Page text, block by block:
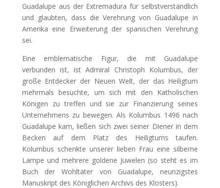
Guadalupe aus der Extremadura für selbstverständlich
und glaubten, dass die Verehrung von Guadalupe in
Amerika eine Erweiterung der spanischen Verehrung
sei.
Eine emblematische Figur, die mit Guadalupe
verbunden ist, ist Admiral Christoph Kolumbus, der
große Entdecker der Neuen Welt, der das Heiligtum
mehrmals besuchte, um sich mit den Katholischen
Königen zu treffen und sie zur Finanzierung seines
Unternehmens zu bewegen. Als Kolumbus 1496 nach
Guadalupe kam, ließen sich zwei seiner Diener in dem
Becken auf dem Platz des Heiligtums taufen.
Kolumbus schenkte unserer lieben Frau eine silberne
Lampe und mehrere goldene Juwelen (so steht es im
Buch der Wohltäter von Guadalupe, neunzigstes
Manuskript des Königlichen Archivs des Klosters).